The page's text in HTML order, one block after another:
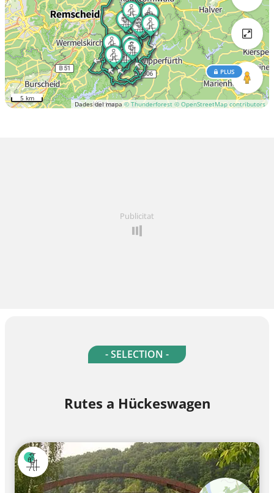
Dades del mapa© Thunderforest © OpenStreetMap contributors
PLUS
5 km
Publicitat
- SELECTION -
Rutes a Hückeswagen